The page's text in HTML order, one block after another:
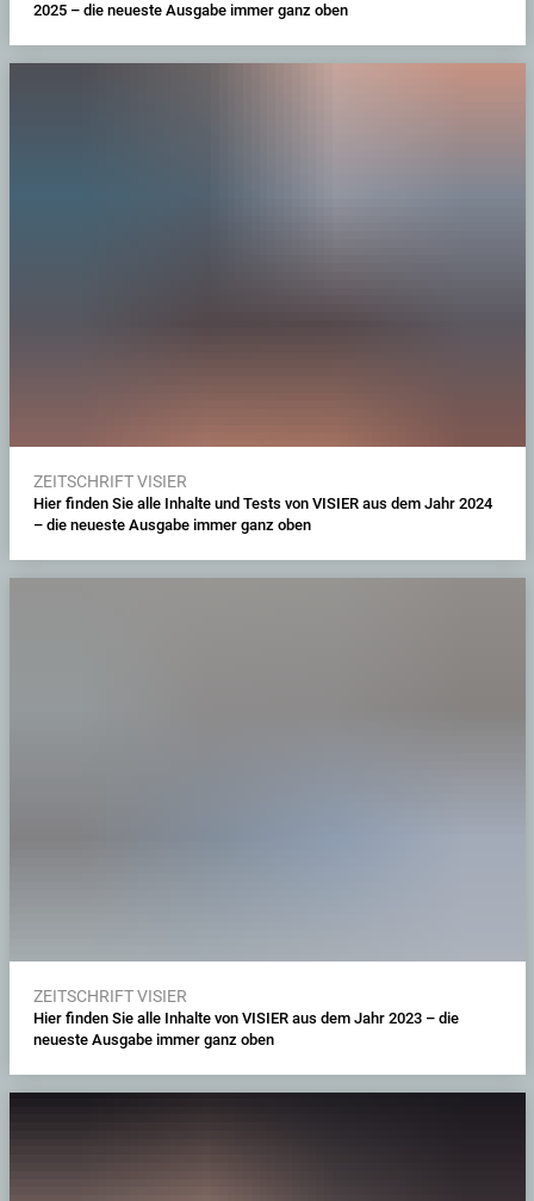
2025 – die neueste Ausgabe immer ganz oben
ZEITSCHRIFT VISIER
Hier finden Sie alle Inhalte und Tests von VISIER aus dem Jahr 2024
– die neueste Ausgabe immer ganz oben
ZEITSCHRIFT VISIER
Hier finden Sie alle Inhalte von VISIER aus dem Jahr 2023 – die
neueste Ausgabe immer ganz oben